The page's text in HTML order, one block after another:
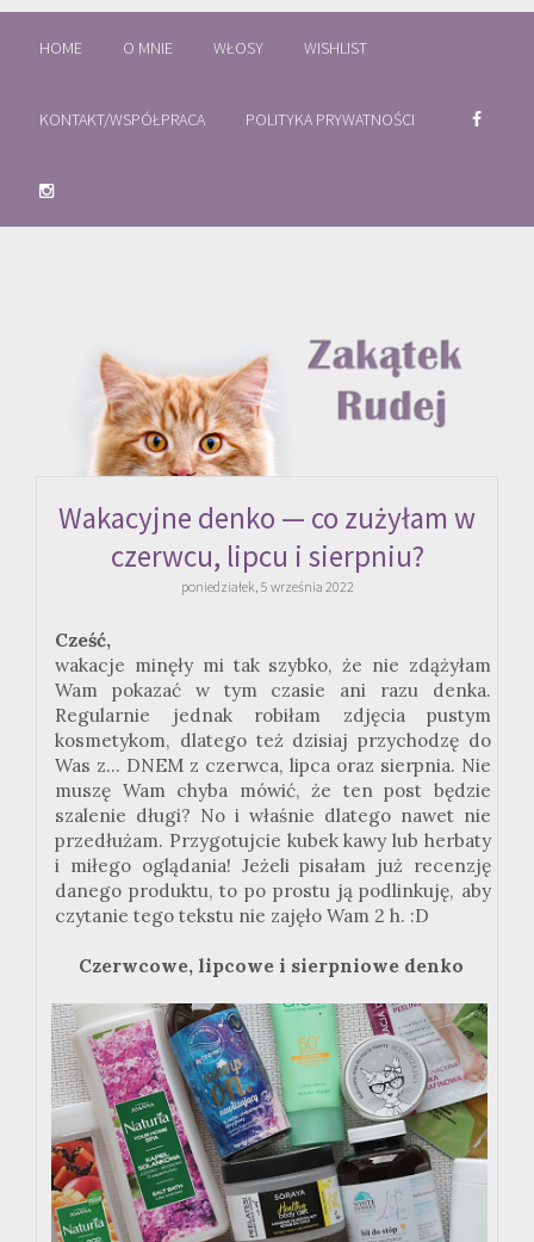
HOME O MNIE WŁOSY WISHLIST
KONTAKT/WSPÓŁPRACA POLITYKA PRYWATNOŚCI
Wakacyjne denko — co zużyłam w
czerwcu, lipcu i sierpniu?
poniedziałek, 5 września 2022
Cześć,
wakacje minęły mi tak szybko, że nie zdążyłam
Wam pokazać w tym czasie ani razu denka.
Regularnie jednak robiłam zdjęcia pustym
kosmetykom, dlatego też dzisiaj przychodzę do
Was z... DNEM z czerwca, lipca oraz sierpnia. Nie
muszę Wam chyba mówić, że ten post będzie
szalenie długi? No i właśnie dlatego nawet nie
przedłużam. Przygotujcie kubek kawy lub herbaty
i miłego oglądania! Jeżeli pisałam już recenzję
danego produktu, to po prostu ją podlinkuję, aby
czytanie tego tekstu nie zajęło Wam 2 h. :D
Czerwcowe, lipcowe i sierpniowe denko